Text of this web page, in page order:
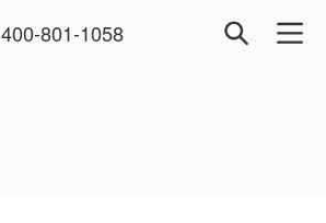
400-801-1058